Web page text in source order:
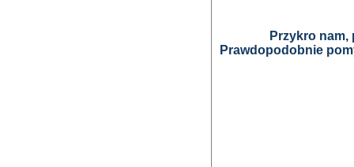
Przykro
Prawdopodobnie